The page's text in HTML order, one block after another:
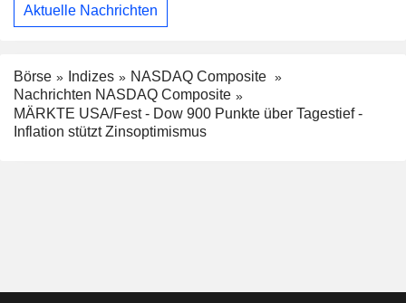
Aktuelle Nachrichten
Börse Indizes
NASDAQ Composite
Nachrichten NASDAQ Composite
MÄRKTE USA/Fest - Dow 900 Punkte über Tagestief -
Inflation stützt Zinsoptimismus